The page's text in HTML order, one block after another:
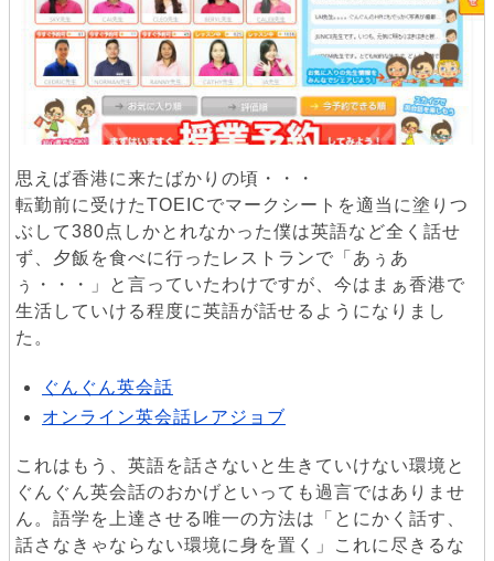
思えば香港に来たばかりの頃・・・
転勤前に受けたTOEICでマークシートを適当に塗りつ
ぶして380点しかとれなかった僕は英語など全く話せ
ず、夕飯を食べに行ったレストランで「あぅあ
ぅ・・・」と言っていたわけですが、今はまぁ香港で
生活していける程度に英語が話せるようになりまし
た。
ぐんぐん英会話
オンライン英会話レアジョブ
これはもう、英語を話さないと生きていけない環境と
ぐんぐん英会話のおかげといっても過言ではありませ
ん。語学を上達させる唯一の方法は「とにかく話す、
話さなきゃならない環境に身を置く」これに尽きるな